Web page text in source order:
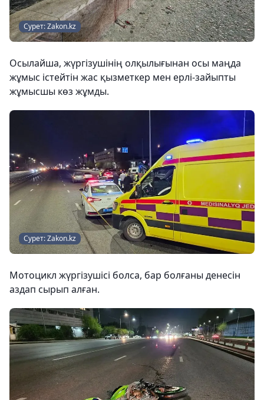
Сурет: Zakon.kz
Осылайша, жүргізушінің олқылығынан осы маңда
жұмыс істейтін жас қызметкер мен ерлі-зайыпты
жұмысшы көз жұмды.
Сурет: Zakon.kz
Мотоцикл жүргізушісі болса, бар болғаны денесін
аздап сырып алған.